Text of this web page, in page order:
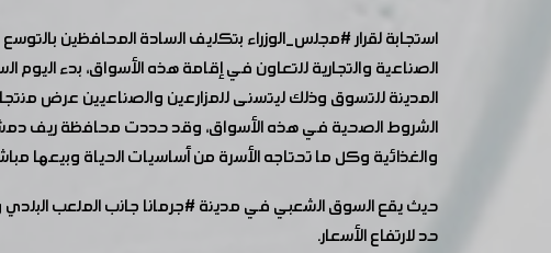
استجابة لقرار#مجلس_الوزراءبتكليف السادة المحافظين
الصناعية والتجارية للتعاون في إقامة هذه الأسواق، بدء
المدينة للتسوق وذلك ليتسنى للمزارعين والصناعيين عرض
الشروط الصحية في هذه الأسواق، وقد حددت محافظة ريف
والغذائية وكل ما تحتاجه الأسرة من أساسيات الحياة وبيعها
حيث يقع السوق الشعبي في مدينة#جرماناجانب الملعب
حد لارتفاع الأسعار.